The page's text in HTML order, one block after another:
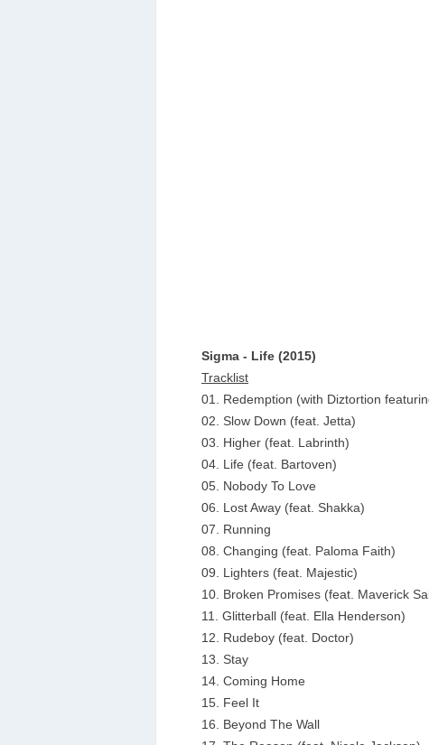
Sigma - Life (2015)
Tracklist
01. Redemption (with Diztortion
02. Slow Down (feat. Jetta)
03. Higher (feat. Labrinth)
04. Life (feat. Bartoven)
05. Nobody To Love
06. Lost Away (feat. Shakka)
07. Running
08. Changing (feat. Paloma Faith)
09. Lighters (feat. Majestic)
10. Broken Promises (feat. Maverick
11. Glitterball (feat. Ella Henderson)
12. Rudeboy (feat. Doctor)
13. Stay
14. Coming Home
15. Feel It
16. Beyond The Wall